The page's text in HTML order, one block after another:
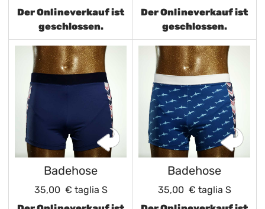
Der Onlineverkauf ist
geschlossen.
Der Onlineverkauf ist
geschlossen.
Badehose
35,00 € taglia S
Badehose
35,00 € taglia S